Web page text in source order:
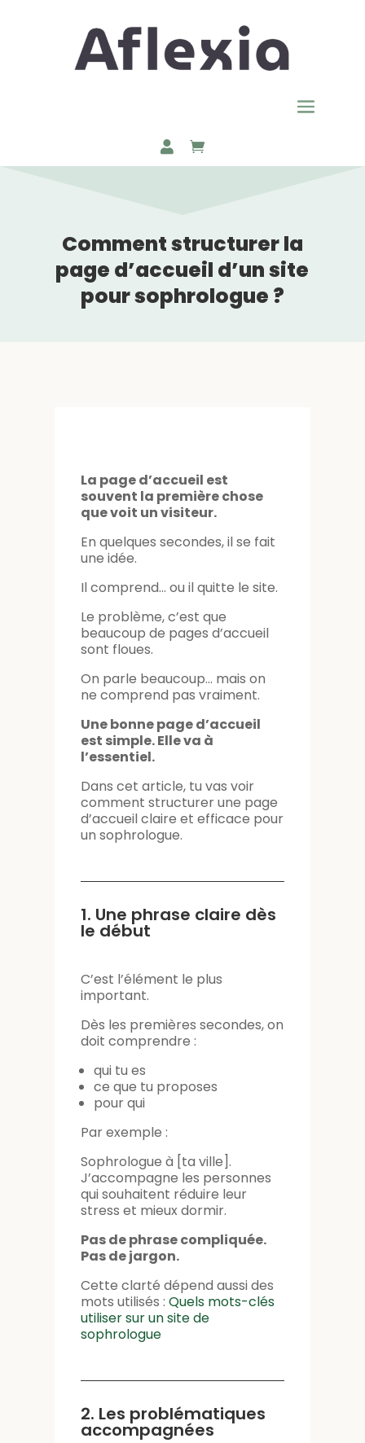
Comment structurer la
page d’accueil d’un site
pour sophrologue ?
La page d’accueil est
souvent la première chose
que voit un visiteur.
En quelques secondes, il se fait
une idée.
Il comprend… ou il quitte le site.
Le problème, c’est que
beaucoup de pages d’accueil
sont floues.
On parle beaucoup… mais on
ne comprend pas vraiment.
Une bonne page d’accueil
est simple. Elle va à
l’essentiel.
Dans cet article, tu vas voir
comment structurer une page
d’accueil claire et efficace pour
un sophrologue.
1. Une phrase claire dès
le début
C’est l’élément le plus
important.
Dès les premières secondes, on
doit comprendre :
qui tu es
ce que tu proposes
pour qui
Par exemple :
Sophrologue à [ta ville].
J’accompagne les personnes
qui souhaitent réduire leur
stress et mieux dormir.
Pas de phrase compliquée.
Pas de jargon.
Cette clarté dépend aussi des
mots utilisés : Quels mots-clés
utiliser sur un site de
sophrologue
2. Les problématiques
accompagnées